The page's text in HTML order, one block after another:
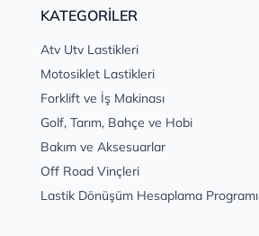
KATEGORİLER
Atv Utv Lastikleri
Motosiklet Lastikleri
Forklift ve İş Makinası
Golf, Tarım, Bahçe ve Hobi
Bakım ve Aksesuarlar
Off Road Vinçleri
Lastik Dönüşüm Hesaplama Programı